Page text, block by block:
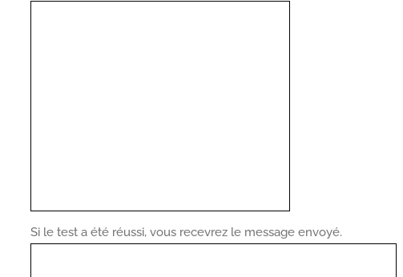
Si le test a été réussi, vous recevrez le message envoyé.